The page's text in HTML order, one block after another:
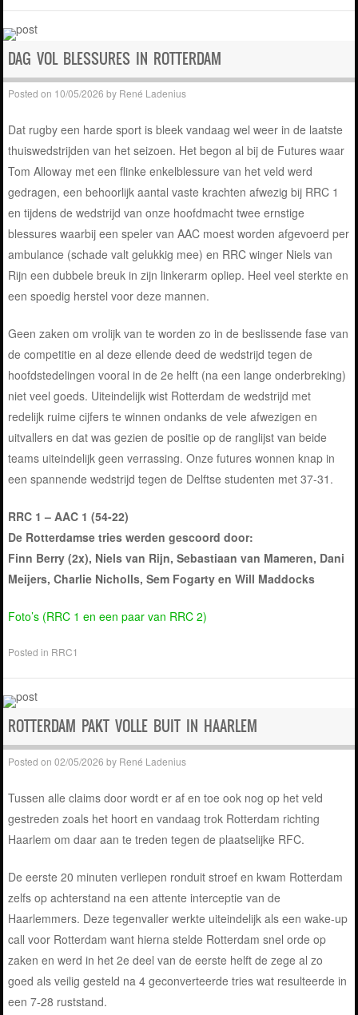
DAG VOL BLESSURES IN ROTTERDAM
Posted on 10/05/2026 by René Ladenius
Dat rugby een harde sport is bleek vandaag wel weer in de laatste
thuiswedstrijden van het seizoen. Het begon al bij de Futures waar
Tom Alloway met een flinke enkelblessure van het veld werd
gedragen, een behoorlijk aantal vaste krachten afwezig bij RRC 1
en tijdens de wedstrijd van onze hoofdmacht twee ernstige
blessures waarbij een speler van AAC moest worden afgevoerd per
ambulance (schade valt gelukkig mee) en RRC winger Niels van
Rijn een dubbele breuk in zijn linkerarm opliep. Heel veel sterkte en
een spoedig herstel voor deze mannen.
Geen zaken om vrolijk van te worden zo in de beslissende fase van
de competitie en al deze ellende deed de wedstrijd tegen de
hoofdstedelingen vooral in de 2e helft (na een lange onderbreking)
niet veel goeds. Uiteindelijk wist Rotterdam de wedstrijd met
redelijk ruime cijfers te winnen ondanks de vele afwezigen en
uitvallers en dat was gezien de positie op de ranglijst van beide
teams uiteindelijk geen verrassing. Onze futures wonnen knap in
een spannende wedstrijd tegen de Delftse studenten met 37-31.
RRC 1 – AAC 1 (54-22)
De Rotterdamse tries werden gescoord door:
Finn Berry (2x), Niels van Rijn, Sebastiaan van Mameren, Dani
Meijers, Charlie Nicholls, Sem Fogarty en Will Maddocks
Foto’s (RRC 1 en een paar van RRC 2)
Posted in RRC1
ROTTERDAM PAKT VOLLE BUIT IN HAARLEM
Posted on02/05/2026 by René Ladenius
Tussen alle claims door wordt er af en toe ook nog op het veld
gestreden zoals het hoort en vandaag trok Rotterdam richting
Haarlem om daar aan te treden tegen de plaatselijke RFC.
De eerste 20 minuten verliepen ronduit stroef en kwam Rotterdam
zelfs op achterstand na een attente interceptie van de
Haarlemmers. Deze tegenvaller werkte uiteindelijk als een wake-up
call voor Rotterdam want hierna stelde Rotterdam snel orde op
zaken en werd in het 2e deel van de eerste helft de zege al zo
goed als veilig gesteld na 4 geconverteerde tries wat resulteerde in
een 7-28 ruststand.